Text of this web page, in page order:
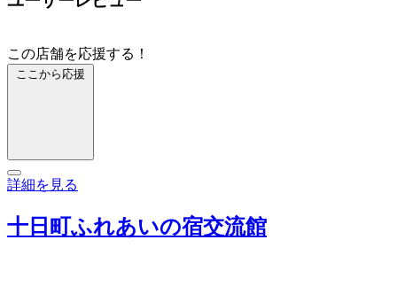
この店舗を応援する！
ここから応援
詳細を見る
十日町ふれあいの宿交流館